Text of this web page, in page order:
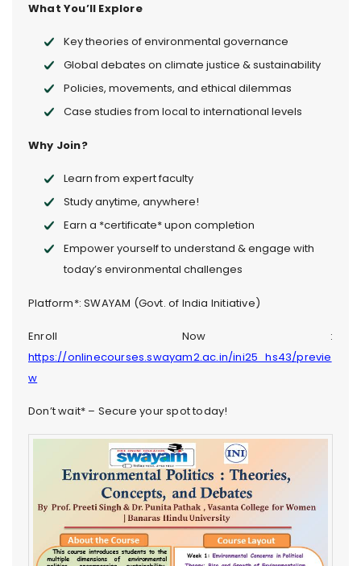
What You’ll Explore
Key theories of environmental governance
Global debates on climate justice & sustainability
Policies, movements, and ethical dilemmas
Case studies from local to international levels
Why Join?
Learn from expert faculty
Study anytime, anywhere!
Earn a *certificate* upon completion
Empower yourself to understand & engage with
today’s environmental challenges
Platform*: SWAYAM (Govt. of India Initiative)
Enroll Now :
https://onlinecourses.swayam2.ac.in/ini25_hs43/previe
w
Don’t wait* – Secure your spot today!